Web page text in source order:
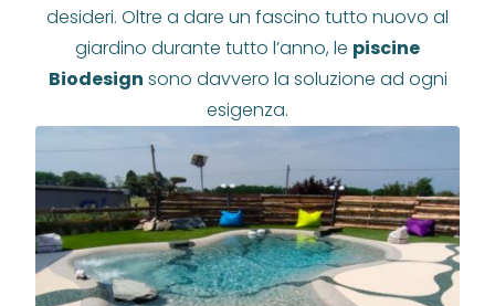
desideri. Oltre a dare un fascino tutto nuovo al
giardino durante tutto l’anno, le piscine
Biodesign sono davvero la soluzione ad ogni
esigenza.